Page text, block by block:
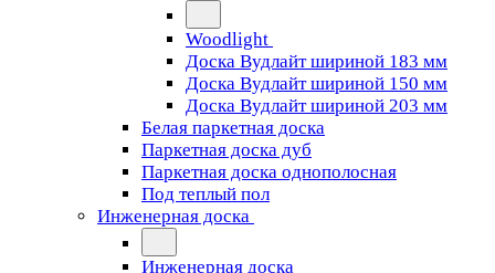
Woodlight
Доска Вудлайт шириной 183 мм
Доска Вудлайт шириной 150 мм
Доска Вудлайт шириной 203 мм
Белая паркетная доска
Паркетная доска дуб
Паркетная доска однополосная
Под теплый пол
Инженерная доска
Инженерная доска